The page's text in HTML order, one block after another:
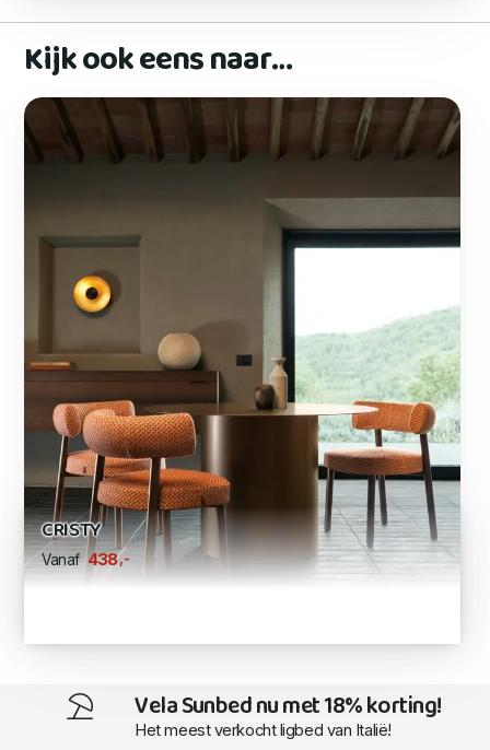
Kijk ook eens naar…
CRISTY
Vanaf 438,-
Vela Sunbed nu met 18% korting!
Het meest verkocht ligbed van Italië!